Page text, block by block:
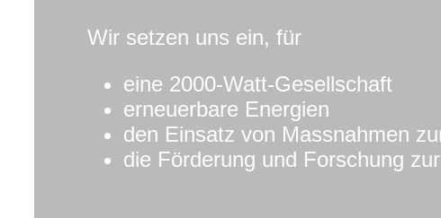
Wir setzen uns ein, für
eine 2000-Watt-Gesellschaft
erneuerbare Energien
den Einsatz von Massnahmen
die Förderung und Forschung